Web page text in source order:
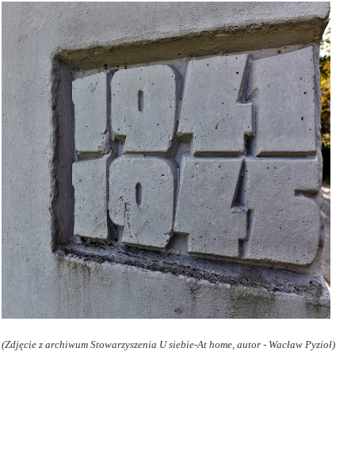
(Zdjęcie z archiwum Stowarzyszenia U siebie-At home, autor - Wacław Pyzioł)